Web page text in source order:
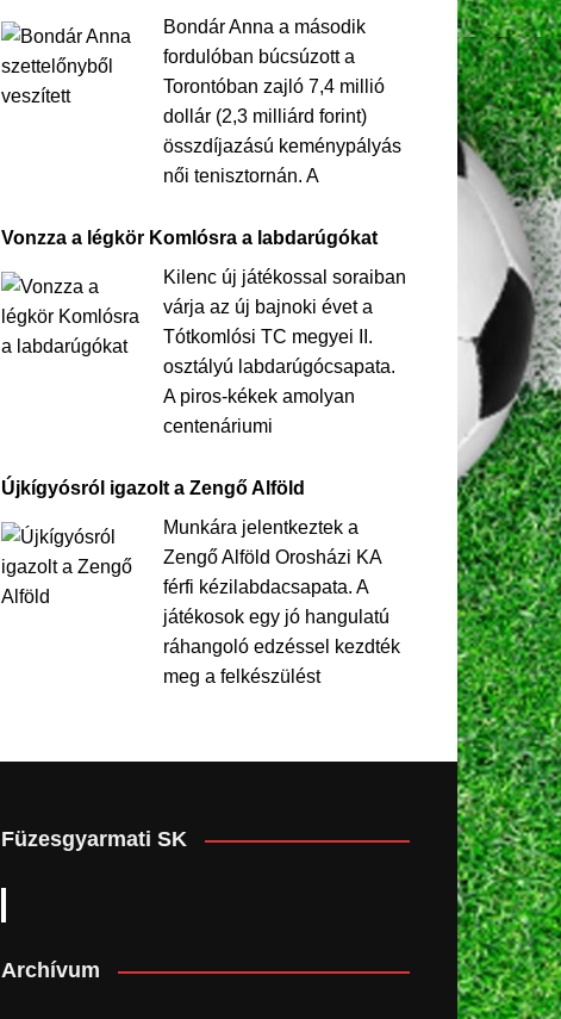
Bondár Anna a második
fordulóban búcsúzott a
Torontóban zajló 7,4 millió
dollár (2,3 milliárd forint)
összdíjazású keménypályás
női tenisztornán. A
Vonzza a légkör Komlósra a labdarúgókat
Kilenc új játékossal soraiban
várja az új bajnoki évet a
Tótkomlósi TC megyei II.
osztályú labdarúgócsapata.
A piros-kékek amolyan
centenáriumi
Újkígyósról igazolt a Zengő Alföld
Munkára jelentkeztek a
Zengő Alföld Orosházi KA
férfi kézilabdacsapata. A
játékosok egy jó hangulatú
ráhangoló edzéssel kezdték
meg a felkészülést
Füzesgyarmati SK
Archívum